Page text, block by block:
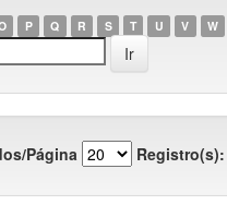
P Q R S T U V W
Página Registro(s):